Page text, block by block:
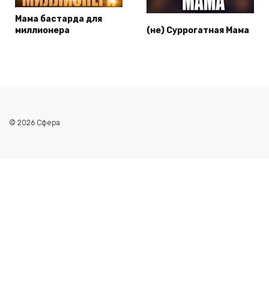
Мама бастарда для
миллионера
(не) Суррогатная Мама
© 2026 Сфера